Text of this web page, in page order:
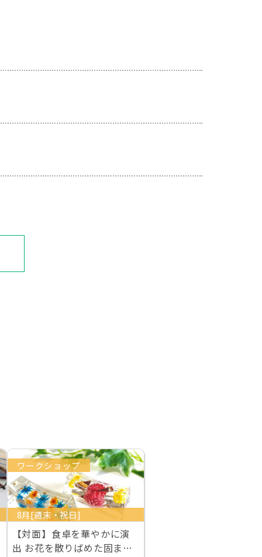
ワークショップ
8月[週末・祝日]
【対面】食卓を華やかに演
出 お花を散りばめた固まる